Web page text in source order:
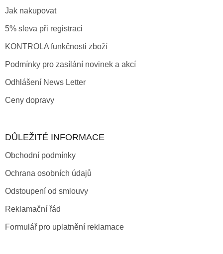
Jak nakupovat
5% sleva při registraci
KONTROLA funkčnosti zboží
Podmínky pro zasílání novinek a akcí
Odhlášení News Letter
Ceny dopravy
DŮLEŽITÉ INFORMACE
Obchodní podmínky
Ochrana osobních údajů
Odstoupení od smlouvy
Reklamační řád
Formulář pro uplatnění reklamace